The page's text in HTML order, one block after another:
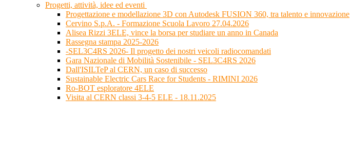
Progetti, attività, idee ed eventi
Progettazione e modellazione 3D con Autodesk FUSION 360, tra talento e innovazione
Cervino S.p.A. - Formazione Scuola Lavoro 27.04.2026
Alisea Rizzi 3ELE, vince la borsa per studiare un anno in Canada
Rassegna stampa 2025-2026
-SEL3C4RS 2026- Il progetto dei nostri veicoli radiocomandati
Gara Nazionale di Mobilità Sostenibile - SEL3C4RS 2026
Dall'ISILTeP al CERN, un caso di successo
Sustainable Electric Cars Race for Students - RIMINI 2026
Ro-BOT esploratore 4ELE
Visita al CERN classi 3-4-5 ELE - 18.11.2025